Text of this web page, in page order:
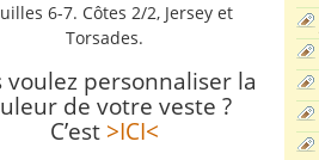
6-7. Côtes 2/2, Jersey et
Torsades.
voulez personnaliser la
de votre veste ?
C’est >ICI<